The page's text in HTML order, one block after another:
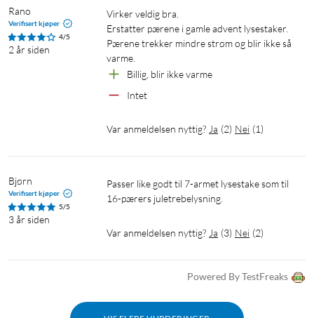
Rano
Verifisert kjøper
4/5
2 år siden
Virker veldig bra.
Erstatter pærene i gamle advent lysestaker.
Pærene trekker mindre strøm og blir ikke så
Billig, blir ikke varme
Intet
Var anmeldelsen nyttig? Ja (2) Nei (1)
Bjørn
Verifisert kjøper
5/5
3 år siden
Passer like godt til 7-armet lysestake som til
16-pærers juletrebelysning.
Var anmeldelsen nyttig? Ja (3) Nei (2)
Powered By TestFreaks